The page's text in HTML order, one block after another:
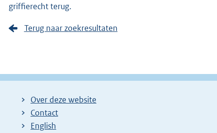
griffierecht terug.
Terug naar zoekresultaten
Over deze website
Contact
English